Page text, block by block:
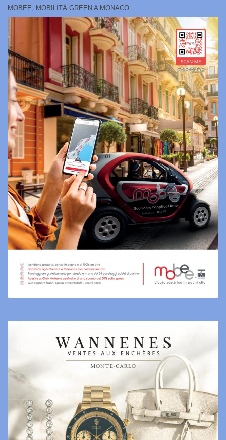
MOBEE, MOBILITÀ GREEN A MONACO